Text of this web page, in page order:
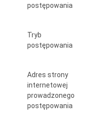
postępowania
Tryb
postępowania
Adres strony
internetowej
prowadzonego
postępowania